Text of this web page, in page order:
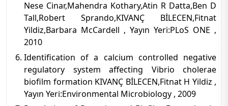
Nese Cinar,Mahendra Kothary,Atin R Datta,Ben D
Tall,Robert Sprando,KIVANÇ BİLECEN,Fitnat
Yildiz,Barbara McCardell , Yayın Yeri:PLoS ONE ,
2010
Identification of a calcium controlled negative
regulatory system affecting Vibrio cholerae
biofilm formation KIVANÇ BİLECEN,Fitnat H Yildiz ,
Yayın Yeri:Environmental Microbiology , 2009